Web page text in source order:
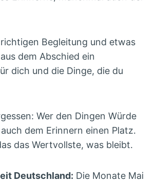
Begleitung und etwas
dem Abschied ein
dich und die Dinge, die du
Wer den Dingen Würde
dem Erinnern einen Platz.
das Wertvollste, was bleibt.
Deutschland: Die Monate Mai